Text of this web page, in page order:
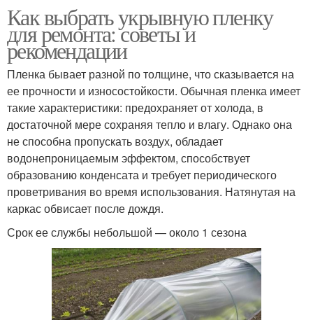
Как выбрать укрывную пленку
для ремонта: советы и
рекомендации
Пленка бывает разной по толщине, что сказывается на
ее прочности и износостойкости. Обычная пленка имеет
такие характеристики: предохраняет от холода, в
достаточной мере сохраняя тепло и влагу. Однако она
не способна пропускать воздух, обладает
водонепроницаемым эффектом, способствует
образованию конденсата и требует периодического
проветривания во время использования. Натянутая на
каркас обвисает после дождя.
Срок ее службы небольшой — около 1 сезона